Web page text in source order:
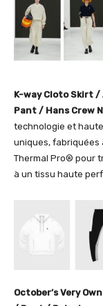
K-way Cloto Skirt
Pant / Hans Crew
technologie et
uniques, fabriquées
Thermal Pro® pour
à un tissu haute
October’s Very